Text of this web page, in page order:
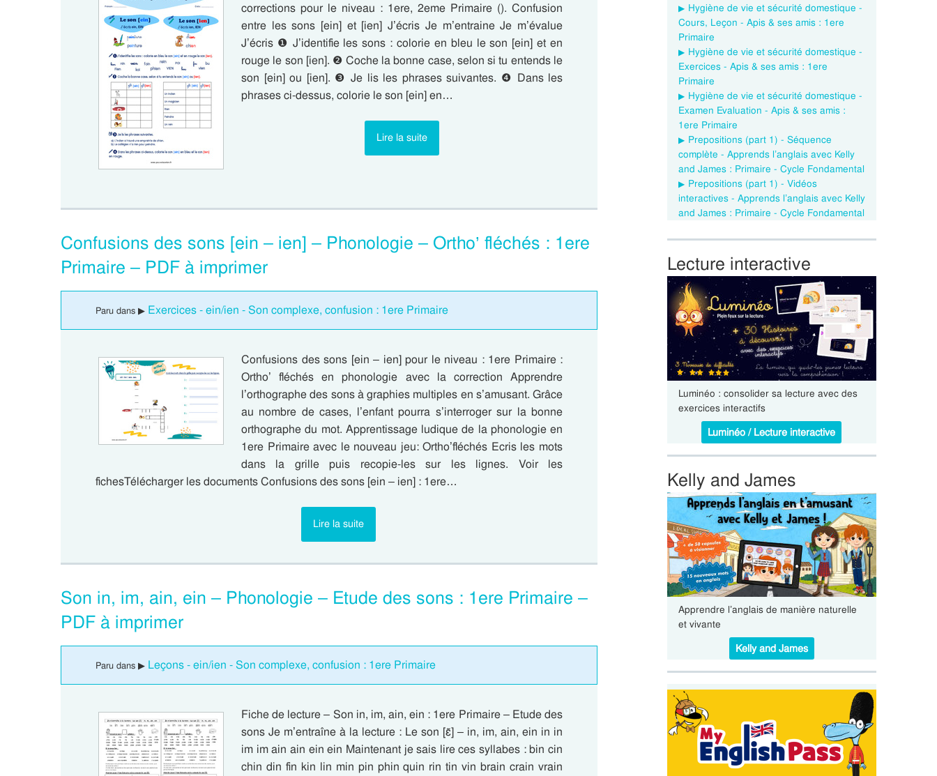
corrections pour le niveau : 1ere, 2eme Primaire (). Confusion
entre les sons [ein] et [ien] J’écris Je m’entraine Je m’évalue
J’écris ❶ J’identifie les sons : colorie en bleu le son [ein] et en
rouge le son [ien]. ❷ Coche la bonne case, selon si tu entends le
son [ein] ou [ien]. ❸ Je lis les phrases suivantes. ❹ Dans les
phrases ci-dessus, colorie le son [ein] en…
Lire la suite
Confusions des sons [ein – ien] – Phonologie – Ortho’ fléchés : 1ere
Primaire – PDF à imprimer
Paru dans ▶ Exercices - ein/ien - Son complexe, confusion : 1ere Primaire
Confusions des sons [ein – ien] pour le niveau : 1ere Primaire :
Ortho’ fléchés en phonologie avec la correction Apprendre
l’orthographe des sons à graphies multiples en s’amusant. Grâce
au nombre de cases, l’enfant pourra s’interroger sur la bonne
orthographe du mot. Apprentissage ludique de la phonologie en
1ere Primaire avec le nouveau jeu: Ortho’fléchés Ecris les mots
dans la grille puis recopie-les sur les lignes. Voir les
fichesTélécharger les documents Confusions des sons [ein – ien] : 1ere…
Lire la suite
Son in, im, ain, ein – Phonologie – Etude des sons : 1ere Primaire –
PDF à imprimer
Paru dans ▶ Leçons - ein/ien - Son complexe, confusion : 1ere Primaire
Fiche de lecture – Son in, im, ain, ein : 1ere Primaire – Etude des
sons Je m’entraîne à la lecture : Le son [ɛ̃] – in, im, ain, ein in in
im im ain ain ein ein Maintenant je sais lire ces syllabes : bin cin
chin din fin kin lin min pin phin quin rin tin vin brain crain vrain
Hygiène de vie et sécurité domestique -
Cours, Leçon - Apis & ses amis : 1ere
Primaire
Hygiène de vie et sécurité domestique -
Exercices - Apis & ses amis : 1ere
Primaire
Hygiène de vie et sécurité domestique -
Examen Evaluation - Apis & ses amis :
1ere Primaire
Prepositions (part 1) - Séquence
complète - Apprends l’anglais avec Kelly
and James : Primaire - Cycle Fondamental
Prepositions (part 1) - Vidéos
interactives - Apprends l’anglais avec Kelly
and James : Primaire - Cycle Fondamental
Lecture interactive
Luminéo : consolider sa lecture avec des
exercices interactifs
Luminéo / Lecture interactive
Kelly and James
Apprendre l’anglais de manière naturelle
et vivante
Kelly and James